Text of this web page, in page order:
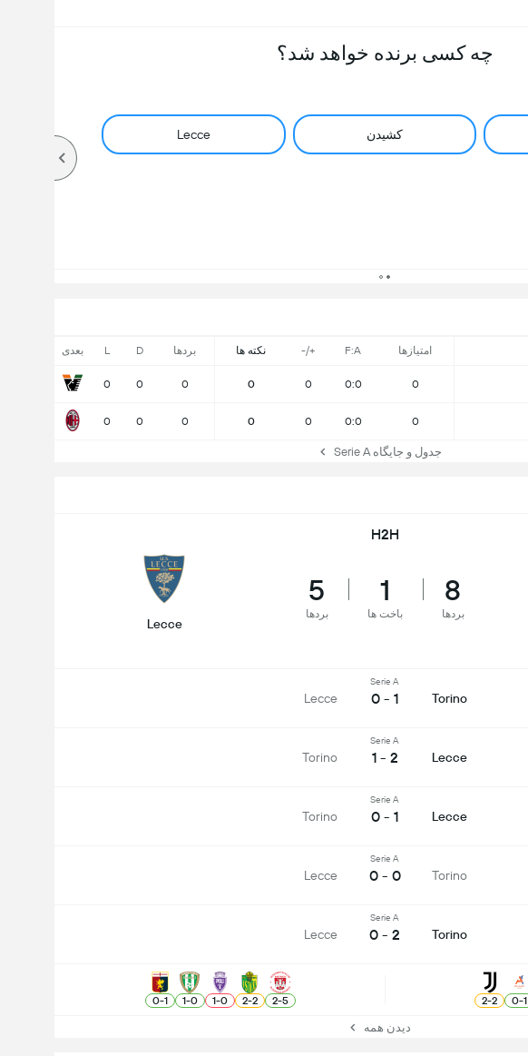
چه کسی برنده خواهد شد؟
کشیدن Lecce
امتیازها F:A
+/- نکته ها بردها D
L بعدی
0
0:0
0
0
0
0
0
0
0:0
0
0
0
0
0
جدول و جایگاه Serie A
H2H
8
بردها
1
باخت ها
5
بردها
Lecce
Torino
Serie A
1 - 0
Lecce
Lecce
Serie A
2 - 1
Torino
Lecce
Serie A
1 - 0
Torino
Torino
Serie A
0 - 0
Lecce
Torino
Serie A
2 - 0
Lecce
1
-
0
2
-
2
5
-
2
2
-
2
0
-
1
0
-
1
1
-
0
دیدن همه